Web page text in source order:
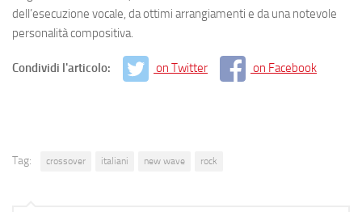
dell’esecuzione vocale, da ottimi arrangiamenti e da una notevole
personalità compositiva.
Condividi l'articolo: on Twitter on Facebook
Tag: crossover italiani new wave rock